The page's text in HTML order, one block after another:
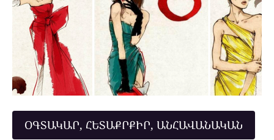
ՕԳՏԱԿԱՐ, ՀԵՏԱՔՐՔԻՐ, ԱՆՀԱՎԱՆԱԿԱՆ